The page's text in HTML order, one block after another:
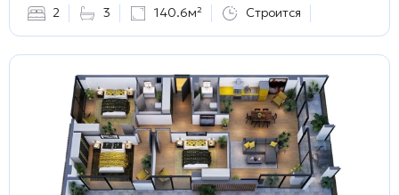
2 3 140.6м² Строится